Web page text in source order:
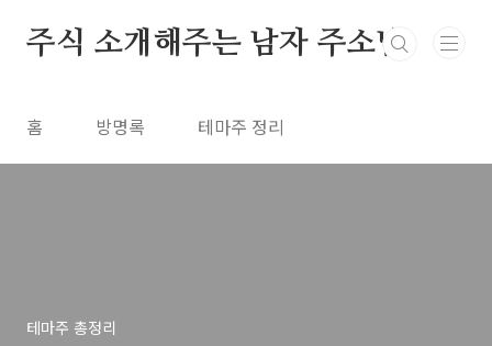
주식 소개해주는 남자 주소남
홈 방명록 테마주 정리
테마주 총정리